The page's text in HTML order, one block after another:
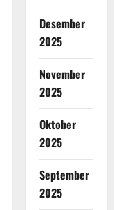
Desember
2025
November
2025
Oktober
2025
September
2025